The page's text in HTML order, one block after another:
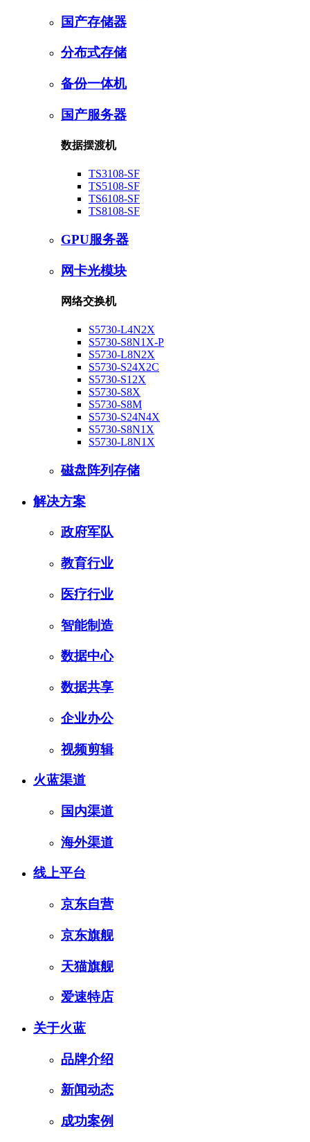
国产存储器
分布式存储
备份一体机
国产服务器
数据摆渡机
TS3108-SF
TS5108-SF
TS6108-SF
TS8108-SF
GPU服务器
网卡光模块
网络交换机
S5730-L4N2X
S5730-S8N1X-P
S5730-L8N2X
S5730-S24X2C
S5730-S12X
S5730-S8X
S5730-S8M
S5730-S24N4X
S5730-S8N1X
S5730-L8N1X
磁盘阵列存储
解决方案
政府军队
教育行业
医疗行业
智能制造
数据中心
数据共享
企业办公
视频剪辑
火蓝渠道
国内渠道
海外渠道
线上平台
京东自营
京东旗舰
天猫旗舰
爱速特店
关于火蓝
品牌介绍
新闻动态
成功案例